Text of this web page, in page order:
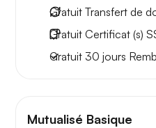
Gratuit Transfert de
Gratuit Certificat (s)
Gratuit 30 jours
Mutualisé Basique